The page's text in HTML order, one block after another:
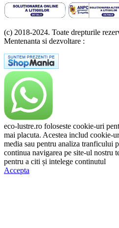
(c) 2018-2024. Toate drepturile
Mentenanta si dezvoltare :
eco-lustre.ro foloseste cookie-uri
mai placuta. Acestea includ cookie-
media sau pentru analiza tranficului
continua navigarea pe site-ul nostru
pentru a citi și intelege continutul
Accepta